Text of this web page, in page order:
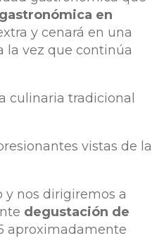
en
y cenará en una
la vez que continúa
culinaria tradicional
vistas de la
y nos dirigiremos a
degustación de
aproximadamente